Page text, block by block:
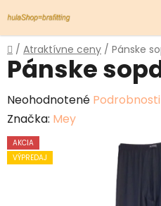
na
obsah
Domov
/ Atraktívne ceny / Pánske
Pánske
Priemerné
hodnotenie
produktu
je
Neohodnotené
Značka: Mey
AKCIA
VÝPREDAJ